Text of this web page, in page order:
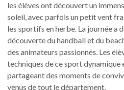
les élèves ont découvert un
soleil, avec parfois un petit vent
les sportifs en herbe. La journée a
découverte du handball et du
des animateurs passionnés. Les
techniques de ce sport
partageant des moments de
venus de tout le département.